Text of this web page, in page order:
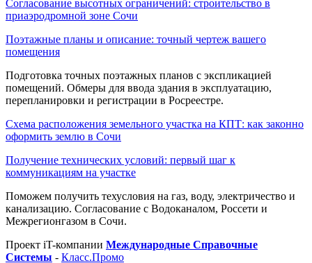
Согласование высотных ограничений: строительство в
приаэродромной зоне Сочи
Поэтажные планы и описание: точный чертеж вашего
помещения
Подготовка точных поэтажных планов с экспликацией
помещений. Обмеры для ввода здания в эксплуатацию,
перепланировки и регистрации в Росреестре.
Схема расположения земельного участка на КПТ: как законно
оформить землю в Сочи
Получение технических условий: первый шаг к
коммуникациям на участке
Поможем получить техусловия на газ, воду, электричество и
канализацию. Согласование с Водоканалом, Россети и
Межрегионгазом в Сочи.
Проект iT-компании Международные Справочные
Системы - Класс.Промо